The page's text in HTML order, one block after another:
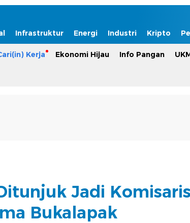
Infrastruktur Energi Industri Kripto
Kerja Ekonomi Hijau Info Pangan
Jadi Komisaris
Bukalapak